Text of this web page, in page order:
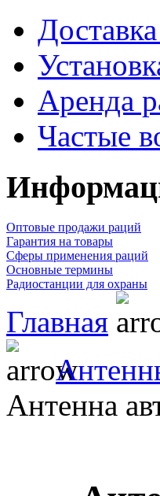
Аренда
Частые
Оптовые продажи раций
Гарантия на товары
Сферы применения раций
Основные термины
Радиостанции для охраны
Главная
Антенна